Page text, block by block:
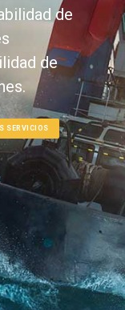
de
de
SERVICIOS